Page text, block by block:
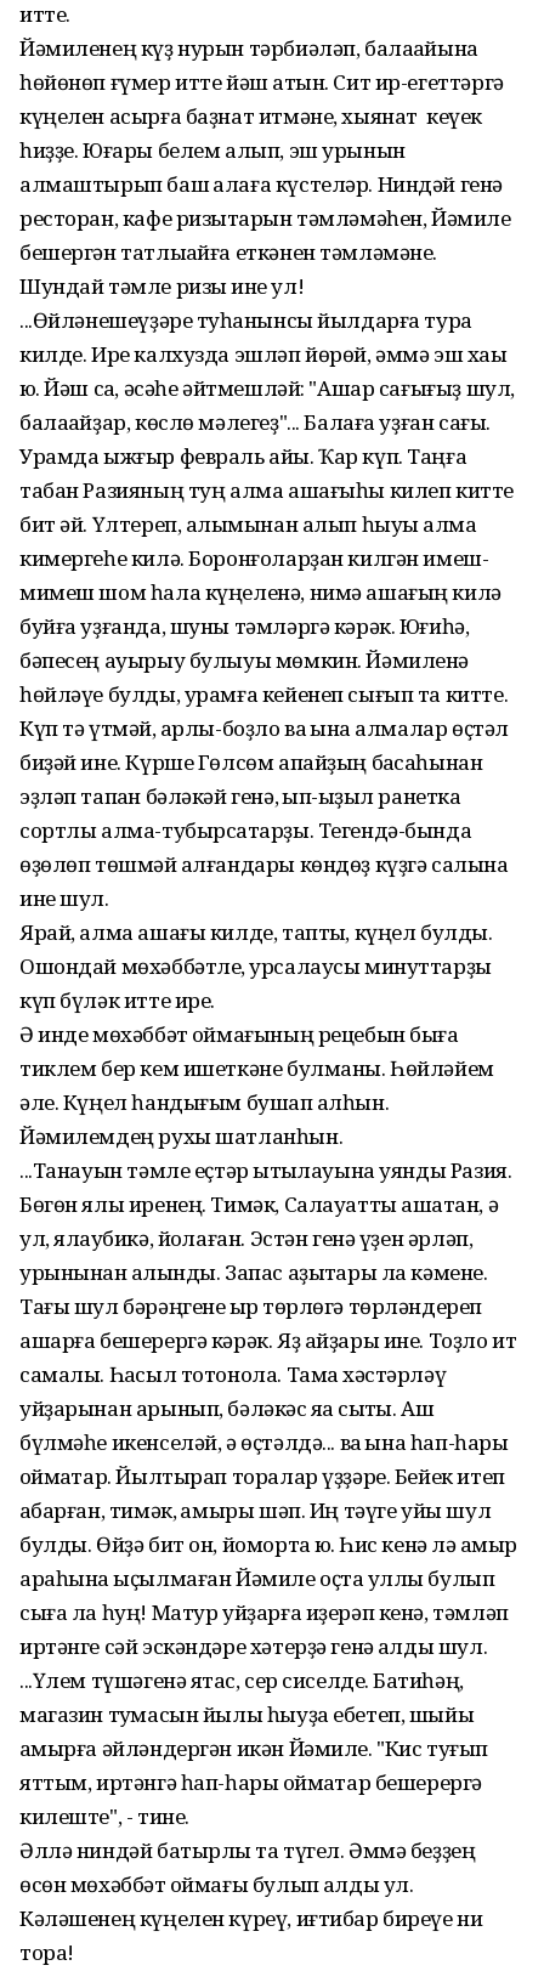
итте.
Йәмиленең күҙ нурын тәрбиәләп, балаҡайына
һөйөнөп ғүмер итте йәш ҡатын. Сит ир-егеттәргә
күңелен асырға баҙнат итмәне, хыянат кеүек
һиҙҙе. Юғары белем алып, эш урынын
алмаштырып баш ҡалаға күстеләр. Ниндәй генә
ресторан, кафе ризыҡтарын тәмләмәһен, Йәмиле
бешергән татлыҡайға еткәнен тәмләмәне.
Шундай тәмле ризыҡ ине ул!
...Өйләнешеүҙәре туҡһанынсы йылдарға тура
килде. Ире калхузда эшләп йөрөй, әммә эш хаҡы
юҡ. Йәш саҡ, әсәһе әйтмешләй: "Ашар сағығыҙ шул,
балаҡайҙар, көслө мәлегеҙ"... Балаға уҙған сағы.
Урамда ыжғыр февраль айы. Ҡар күп. Таңға
табан Разияның туң алма ашағыһы килеп китте
бит әй. Үлтереп, алҡымынан алып һыуыҡ алма
кимергеһе килә. Боронғоларҙан килгән имеш-
мимеш шом һала күңеленә, нимә ашағың килә
буйға уҙғанда, шуны тәмләргә кәрәк. Юғиһә,
бәпесең ауырыу булыуы мөмкин. Йәмиленә
һөйләүе булды, урамға кейенеп сығып та китте.
Күп тә үтмәй, ҡарлы-боҙло ваҡ ҡына алмалар өҫтәл
биҙәй ине. Күрше Гөлсөм апайҙың баҡсаһынан
эҙләп тапҡан бәләкәй генә, ҡып-ҡыҙыл ранетка
сортлы алма-тубырсаҡтарҙы. Тегендә-бында
өҙөлөп төшмәй ҡалғандары көндөҙ күҙгә салына
ине шул.
Ярай, алма ашағы килде, таптыҡ, күңел булды.
Ошондай мөхәббәтле, ҡурсалаусы минуттарҙы
күп бүләк итте ире.
Ә инде мөхәббәт ҡоймағының рецебын быға
тиклем бер кем ишеткәне булманы. Һөйләйем
әле. Күңел һандығым бушап ҡалһын.
Йәмилемдең рухы шатланһын.
...Танауын тәмле еҫтәр ҡытыҡлауына уянды Разия.
Бөгөн ялы иренең. Тимәк, Салауатты ашатҡан, ә
ул, ялҡаубикә, йоҡлаған. Эстән генә үҙен әрләп,
урынынан ҡалҡынды. Запас аҙыҡтары ла кәмене.
Тағы шул бәрәңгене ҡырҡ төрлөгә төрләндереп
ашарға бешерергә кәрәк. Яҙ айҙары ине. Тоҙло ит
самалы. Һаҡсыл тотонола. Тамаҡ хәстәрләү
уйҙарынан арынып, бәләкәс яҡҡа сыҡты. Аш
бүлмәһе икенселәй, ә өҫтәлдә... ваҡ ҡына һап-һары
ҡоймаҡтар. Йылтырап торалар үҙҙәре. Бейек итеп
ҡабарған, тимәк, ҡамыры шәп. Иң тәүге уйы шул
булды. Өйҙә бит он, йомортҡа юҡ. Һис кенә лә ҡамыр
араһына ҡыҫылмаған Йәмиле оҫта ҡуллы булып
сыға ла һуң! Матур уйҙарға иҙерәп кенә, тәмләп
иртәнге сәй эскәндәре хәтерҙә генә ҡалды шул.
...Үлем түшәгенә ятҡас, сер сиселде. Баҡтиһәң,
магазин туҡмасын йылы һыуҙа ебетеп, шыйыҡ
ҡамырға әйләндергән икән Йәмиле. "Кис туғып
яттым, иртәнгә һап-һары ҡоймаҡтар бешерергә
килеште", - тине.
Әллә ниндәй батырлыҡ та түгел. Әммә беҙҙең
өсөн мөхәббәт ҡоймағы булып ҡалды ул.
Кәләшенең күңелен күреү, иғтибар биреүе ни
тора!